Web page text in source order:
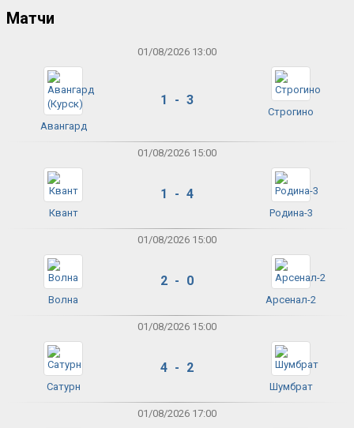
Матчи
01/08/2026 13:00
Авангард
1 - 3
Строгино
01/08/2026 15:00
Квант
1 - 4
Родина-3
01/08/2026 15:00
Волна
2 - 0
Арсенал-2
01/08/2026 15:00
Сатурн
4 - 2
Шумбрат
01/08/2026 17:00